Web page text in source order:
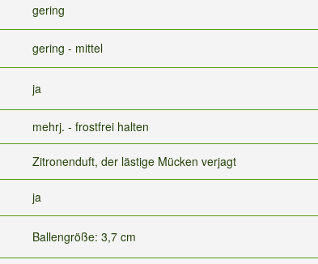
gering
gering - mittel
ja
mehrj. - frostfrei halten
Zitronenduft, der lästige Mücken verjagt
ja
Ballengröße: 3,7 cm